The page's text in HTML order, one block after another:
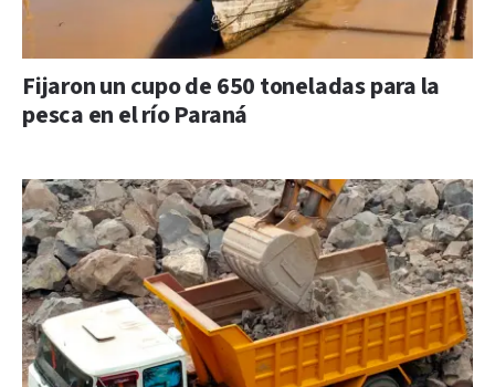
Fijaron un cupo de 650 toneladas para la
pesca en el río Paraná